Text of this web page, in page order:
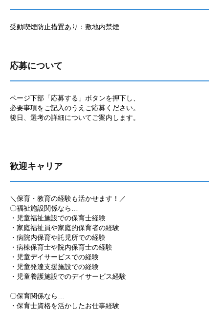
受動喫煙防止措置あり：敷地内禁煙
応募について
ページ下部「応募する」ボタンを押下し、
必要事項をご記入のうえご応募ください。
後日、選考の詳細についてご案内します。
歓迎キャリア
＼保育・教育の経験も活かせます！／
〇福祉施設関係なら…
・児童福祉施設での保育士経験
・家庭福祉員や家庭的保育者の経験
・病院内保育や託児所での経験
・病棟保育士や院内保育士の経験
・児童デイサービスでの経験
・児童発達支援施設での経験
・児童養護施設でのデイサービス経験
〇保育関係なら…
・保育士資格を活かしたお仕事経験